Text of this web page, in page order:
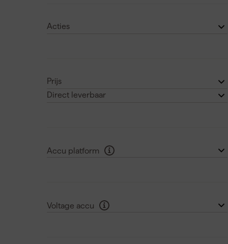
Makita
Acties
Prijs
Direct leverbaar
Accu platform
Voltage accu